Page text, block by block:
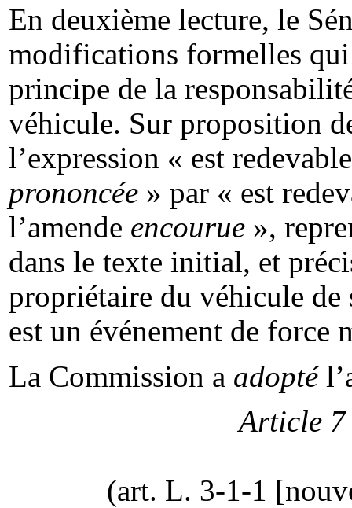
En deuxième lecture, le
modifications formelles qui
principe de la
véhicule. Sur proposition
l’expression « est
prononcée » par « est
l’amende encourue »,
dans le texte initial, et
propriétaire du véhicule de
est un événement de force
La Commission a adopté
Article 7
(art. L. 3-1-1